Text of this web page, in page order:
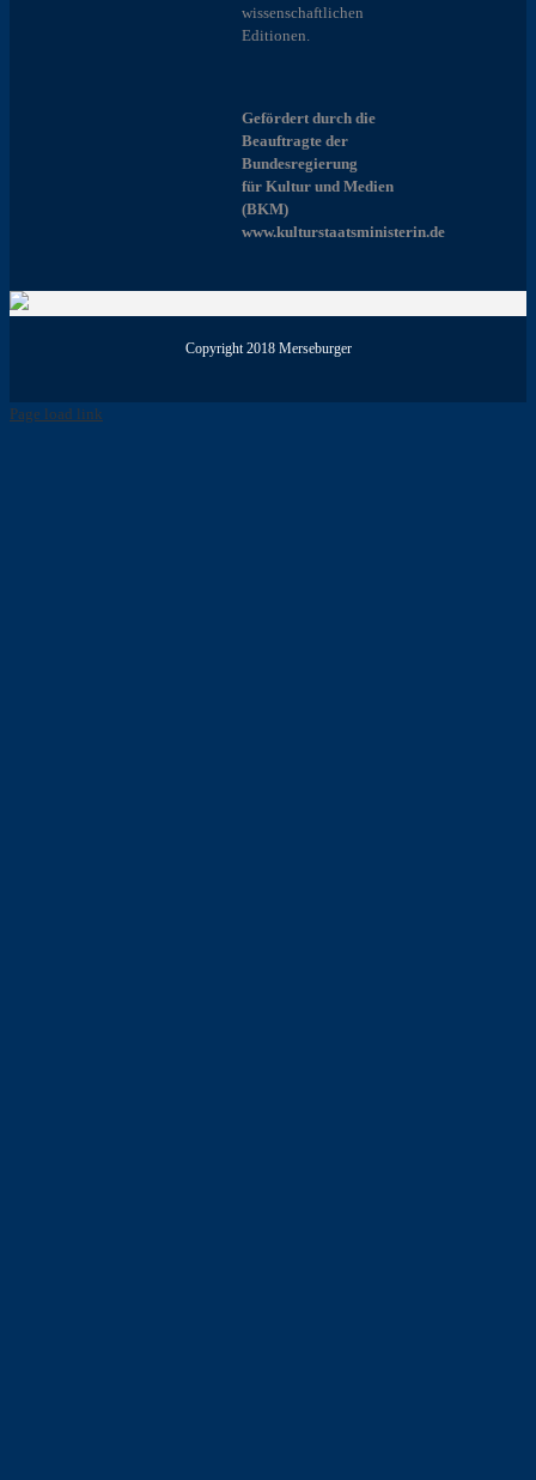
wissenschaftlichen
Editionen.
Gefördert durch die
Beauftragte der
Bundesregierung
für Kultur und Medien
(BKM)
www.kulturstaatsministerin.de
Copyright 2018 Merseburger
Page load link